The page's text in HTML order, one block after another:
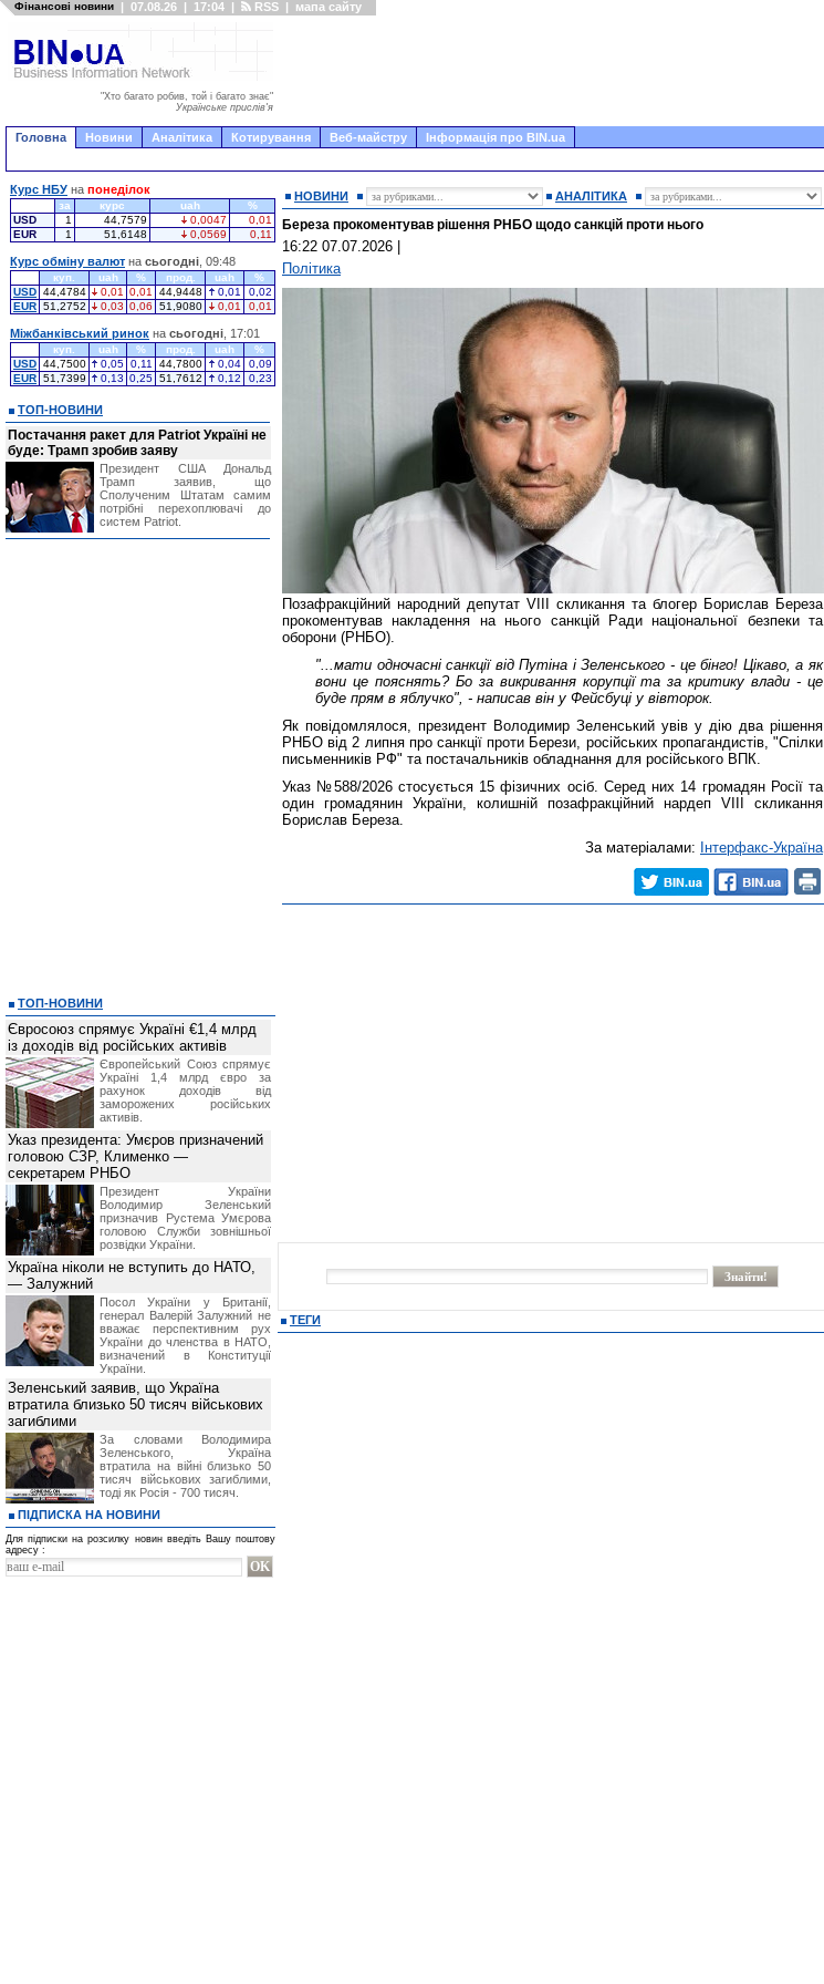
Фінансові новини | 07.08.26 | 17:04 | RSS | мапа сайту
"Хто багато робив, той і багато знає"
Українське прислів'я
Головна Новини Аналітика Котирування Веб-майстру Інформація про BIN.ua
НОВИНИ АНАЛІТИКА
Береза прокоментував рішення РНБО щодо санкцій проти нього
16:22 07.07.2026
Політика
Позафракційний народний депутат VIII скликання та блогер Борислав Береза
прокоментував накладення на нього санкцій Ради національної безпеки та
оборони (РНБО).
"...мати одночасні санкції від Путіна і Зеленського - це бінго! Цікаво, а як
вони це пояснять? Бо за викривання корупції та за критику влади - це
буде прям в яблучко", - написав він у Фейсбуці у вівторок.
Як повідомлялося, президент Володимир Зеленський увів у дію два рішення
РНБО від 2 липня про санкції проти Берези, російських пропагандистів, "Спілки
письменників РФ" та постачальників обладнання для російського ВПК.
Указ №588/2026 стосується 15 фізичних осіб. Серед них 14 громадян Росії та
один громадянин України, колишній позафракційний нардеп VIII скликання
Борислав Береза.
За матеріалами: Інтерфакс-Україна
ТЕГИ
Курс НБУ на понеділок
за курс uah
%
USD
1 44,7579 0,0047
0,01
EUR
1 51,6148 0,0569 0,11
Курс обміну валют на сьогодні , 09:48
куп. uah % прод. uah
%
USD 44,4784 0,01 0,01 44,9448 0,01
0,02
EUR 51,2752 0,03 0,06 51,9080 0,01 0,01
Міжбанківський ринок на сьогодні , 17:01
куп. uah % прод. uah
%
USD 44,7500 0,05 0,11 44,7800 0,04
0,09
EUR 51,7399 0,13 0,25 51,7612 0,12 0,23
ТОП-НОВИНИ
Постачання ракет для Patriot Україні не
буде: Трамп зробив заяву
Президент США Дональд
Трамп заявив, що
Сполученим Штатам самим
потрібні перехоплювачі до
систем Patriot.
ТОП-НОВИНИ
Євросоюз спрямує Україні €1,4 млрд
із доходів від російських активів
Європейський Союз спрямує
Україні 1,4 млрд євро за
рахунок доходів від
заморожених російських
активів.
Указ президента: Умєров призначений
головою СЗР, Клименко —
секретарем РНБО
Президент України
Володимир Зеленський
призначив Pустема Умєрова
головою Служби зовнішньої
розвідки України.
Україна ніколи не вступить до НАТО,
— Залужний
Посол України у Британії,
генерал Валерій Залужний не
вважає перспективним рух
України до членства в НАТО,
визначений в Конституції
України.
Зеленський заявив, що Україна
втратила близько 50 тисяч військових
загиблими
За словами Володимира
Зеленського, Україна
втратила на війні близько 50
тисяч військових загиблими,
тоді як Росія - 700 тисяч.
ПІДПИСКА НА НОВИНИ
Для підписки на розсилку новин введіть Вашу поштову
адресу :